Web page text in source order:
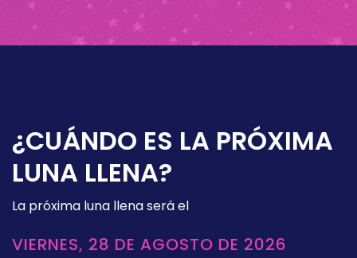
¿CUÁNDO ES LA PRÓXIMA
LUNA LLENA?
La próxima luna llena será el
VIERNES, 28 DE AGOSTO DE 2026